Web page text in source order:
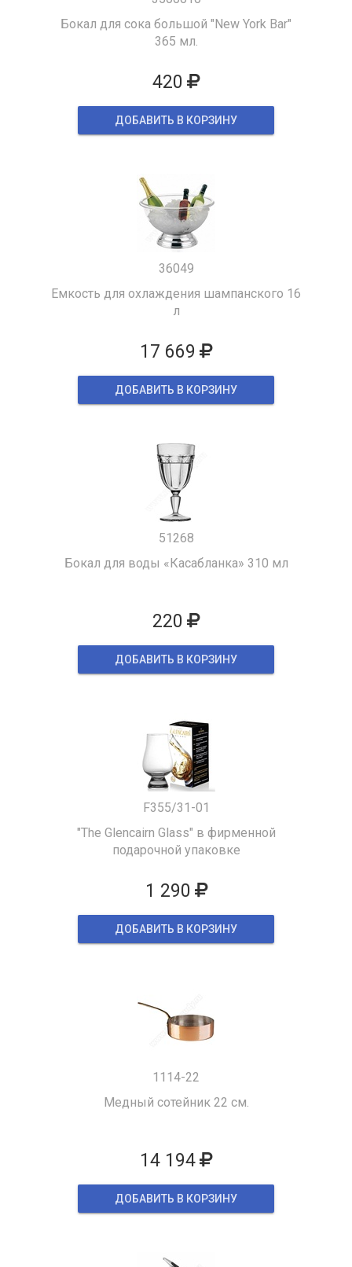
Бокал для сока большой "New York Bar"
365 мл.
420
ДОБАВИТЬ В КОРЗИНУ
36049
Емкость для охлаждения шампанского 16
л
17 669
ДОБАВИТЬ В КОРЗИНУ
51268
Бокал для воды «Касабланка» 310 мл
220
ДОБАВИТЬ В КОРЗИНУ
F355/31-01
"The Glencairn Glass" в фирменной
подарочной упаковке
1 290
ДОБАВИТЬ В КОРЗИНУ
1114-22
Медный сотейник 22 см.
14 194
ДОБАВИТЬ В КОРЗИНУ